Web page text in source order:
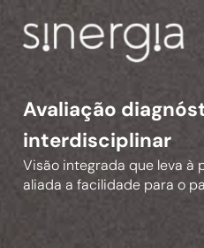
Avaliação
interdisciplinar
Visão integrada que leva à
aliada a facilidade para o